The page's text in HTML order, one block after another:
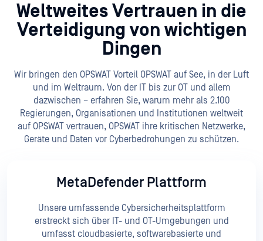
Weltweites Vertrauen in die
Verteidigung von wichtigen
Dingen
Wir bringen den OPSWAT Vorteil OPSWAT auf See, in der Luft
und im Weltraum. Von der IT bis zur OT und allem
dazwischen – erfahren Sie, warum mehr als 2.100
Regierungen, Organisationen und Institutionen weltweit
auf OPSWAT vertrauen, OPSWAT ihre kritischen Netzwerke,
Geräte und Daten vor Cyberbedrohungen zu schützen.
MetaDefender Plattform
Unsere umfassende Cybersicherheitsplattform
erstreckt sich über IT- und OT-Umgebungen und
umfasst cloudbasierte, softwarebasierte und